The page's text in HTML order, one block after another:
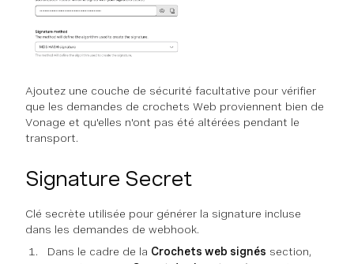
Ajoutez une couche de sécurité facultative pour vérifier
que les demandes de crochets Web proviennent bien de
Vonage et qu'elles n'ont pas été altérées pendant le
transport.
Signature Secret
Clé secrète utilisée pour générer la signature incluse
dans les demandes de webhook.
Dans le cadre de la Crochets web signés section,